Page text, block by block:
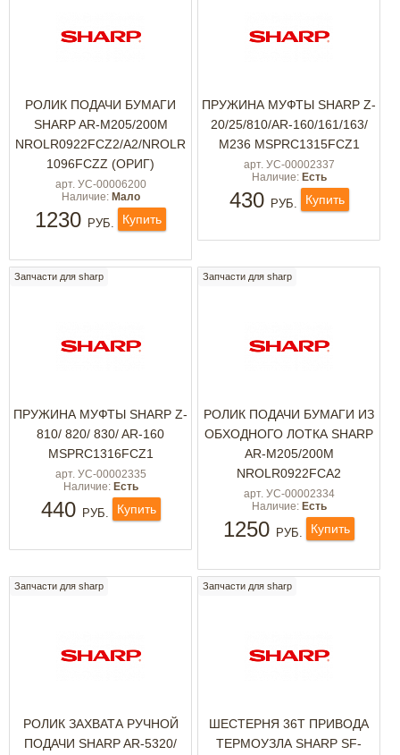
РОЛИК ПОДАЧИ БУМАГИ
SHARP AR-M205/200M
NROLR0922FCZ2/A2/NROLR
1096FCZZ (ОРИГ)
арт. УС-00006200
Наличие: Мало
1230 РУБ. Купить
ПРУЖИНА МУФТЫ SHARP Z-
20/25/810/AR-160/161/163/
M236 MSPRC1315FCZ1
арт. УС-00002337
Наличие: Есть
430 РУБ. Купить
Запчасти для sharp
ПРУЖИНА МУФТЫ SHARP Z-
810/ 820/ 830/ AR-160
MSPRC1316FCZ1
арт. УС-00002335
Наличие: Есть
440 РУБ. Купить
Запчасти для sharp
РОЛИК ПОДАЧИ БУМАГИ ИЗ
ОБХОДНОГО ЛОТКА SHARP
AR-M205/200M
NROLR0922FCA2
арт. УС-00002334
Наличие: Есть
1250 РУБ. Купить
Запчасти для sharp
РОЛИК ЗАХВАТА РУЧНОЙ
ПОДАЧИ SHARP AR-5320/
Запчасти для sharp
ШЕСТЕРНЯ 36Т ПРИВОДА
ТЕРМОУЗЛА SHARP SF-